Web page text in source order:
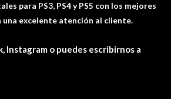
para PS3, PS4 y PS5 con los mejores
una excelente atención al cliente.
Instagram o puedes escribirnos a